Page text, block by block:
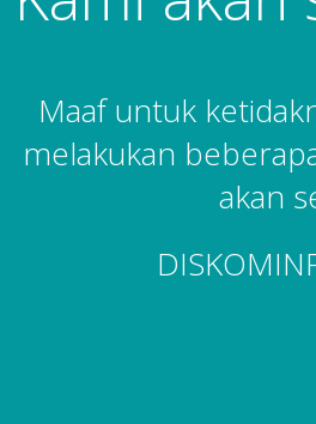
Maaf untuk
melakukan
akan